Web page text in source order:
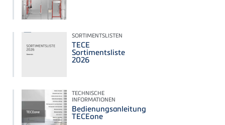
SORTIMENTSLISTEN
TECE
Sortimentsliste
2026
TECHNISCHE
INFORMATIONEN
Bedienungsanleitung
TECEone